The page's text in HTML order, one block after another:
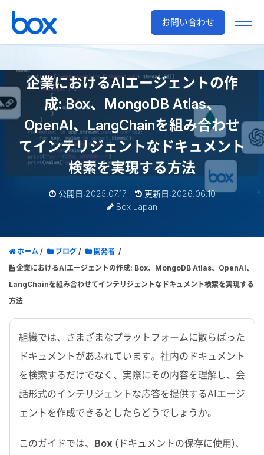
お問い合わせ
企業におけるAIエージェントの作
成: Box、MongoDB Atlas、
OpenAI、LangChainを組み合わせ
てインテリジェントなドキュメント
検索を実現する方法
公開日:2025.07.17
更新日:2026.06.10
Box Japan
ホーム ブログ
開発者
企業におけるAIエージェントの作成: Box、MongoDB Atlas、OpenAI、
LangChainを組み合わせてインテリジェントなドキュメント検索を実現する
方法
組織では、さまざまなプラットフォームに散らばった
ドキュメントがあふれています。社内のドキュメント
を検索するだけでなく、実際にその内容を理解し、会
話形式のインテリジェントな応答を提供するAIエージ
ェントを作成できるとしたらどうでしょうか。
このガイドでは、 Box (ドキュメントの保存に使用)、